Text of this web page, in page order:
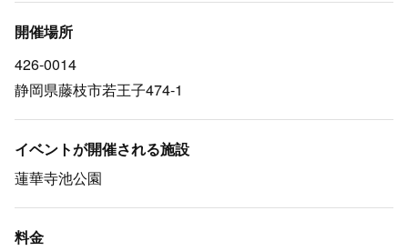
開催場所
426-0014
静岡県藤枝市若王子474-1
イベントが開催される施設
蓮華寺池公園
料金